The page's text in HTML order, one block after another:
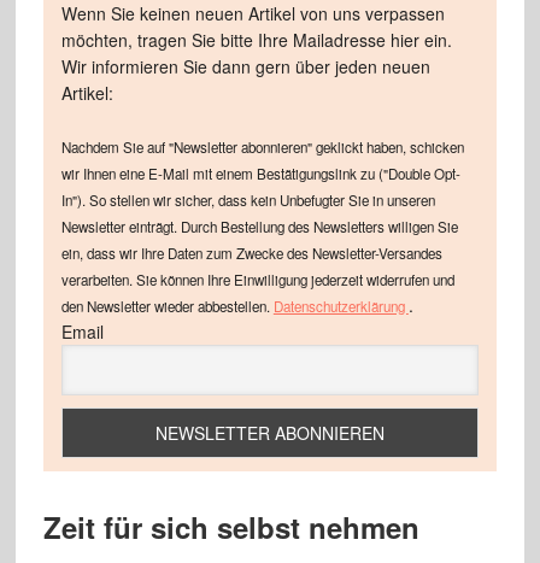
Wenn Sie keinen neuen Artikel von uns verpassen
möchten, tragen Sie bitte Ihre Mailadresse hier ein.
Wir informieren Sie dann gern über jeden neuen
Artikel:
Nachdem Sie auf "Newsletter abonnieren" geklickt haben, schicken
wir Ihnen eine E-Mail mit einem Bestätigungslink zu ("Double Opt-
In"). So stellen wir sicher, dass kein Unbefugter Sie in unseren
Newsletter einträgt. Durch Bestellung des Newsletters willigen Sie
ein, dass wir Ihre Daten zum Zwecke des Newsletter-Versandes
verarbeiten. Sie können Ihre Einwilligung jederzeit widerrufen und
den Newsletter wieder abbestellen. Datenschutzerklärung .
Email
Zeit für sich selbst nehmen